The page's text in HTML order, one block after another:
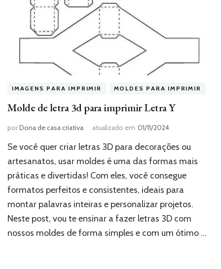
IMAGENS PARA IMPRIMIR MOLDES PARA IMPRIMIR
Molde de letra 3d para imprimir Letra Y
porDona de casa criativa atualizado em 01/11/2024
Se você quer criar letras 3D para decorações ou
artesanatos, usar moldes é uma das formas mais
práticas e divertidas! Com eles, você consegue
formatos perfeitos e consistentes, ideais para
montar palavras inteiras e personalizar projetos.
Neste post, vou te ensinar a fazer letras 3D com
nossos moldes de forma simples e com um ótimo …